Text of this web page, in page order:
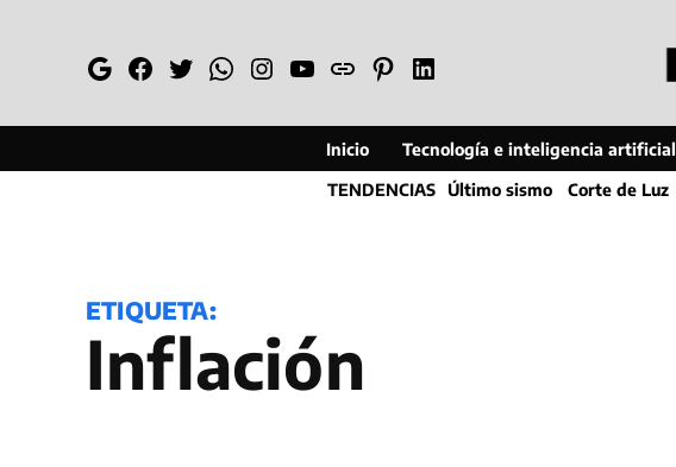
GoogleFacebook
TwitterWhatsapp
Instagram
YouTube
WebPinterestLinkedin
Inicio Tecnología e inteligencia artificial
TENDENCIAS Último sismo Corte de Luz
ETIQUETA:
inflación